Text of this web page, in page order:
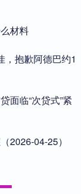
材料
，抱歉阿德巴约1
面临“次贷式”紧
2026-04-25）